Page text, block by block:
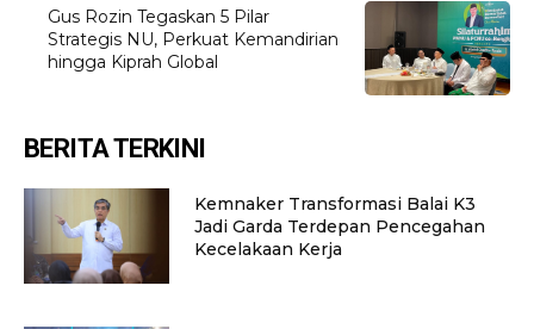
Gus Rozin Tegaskan 5 Pilar
Strategis NU, Perkuat Kemandirian
hingga Kiprah Global
BERITA TERKINI
Kemnaker Transformasi Balai K3
Jadi Garda Terdepan Pencegahan
Kecelakaan Kerja